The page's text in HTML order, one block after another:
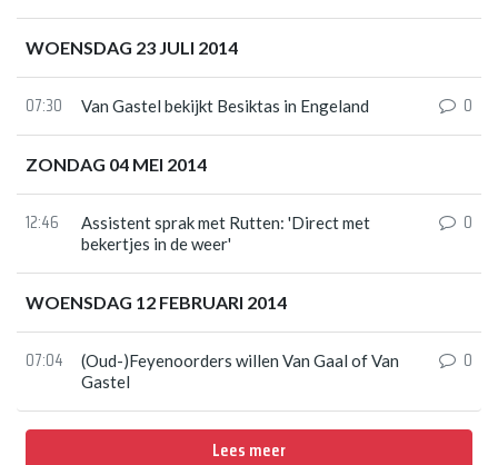
WOENSDAG 23 JULI 2014
07:30 Van Gastel bekijkt Besiktas in Engeland 0
ZONDAG 04 MEI 2014
12:46
Assistent sprak met Rutten: 'Direct met
bekertjes in de weer'
0
WOENSDAG 12 FEBRUARI 2014
07:04
(Oud-)Feyenoorders willen Van Gaal of Van
Gastel
0
Lees meer